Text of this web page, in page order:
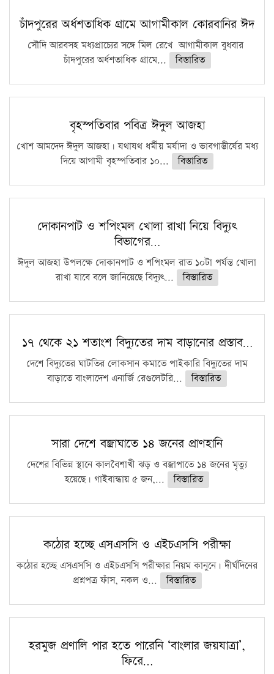
চাঁদপুরের অর্ধশতাধিক গ্রামে আগামীকাল কোরবানির ঈদ
সৌদি আরবসহ মধ্যপ্রাচ্যের সঙ্গে মিল রেখে আগামীকাল বুধবার
চাঁদপুরের অর্ধশতাধিক গ্রামে...
বিস্তারিত
বৃহস্পতিবার পবিত্র ঈদুল আজহা
খোশ আমদেদ ঈদুল আজহা। যথাযথ ধর্মীয় মর্যাদা ও ভাবগাম্ভীর্যের মধ্য
দিয়ে আগামী বৃহস্পতিবার ১০...
বিস্তারিত
দোকানপাট ও শপিংমল খোলা রাখা নিয়ে বিদ্যুৎ
বিভাগের…
ঈদুল আজহা উপলক্ষে দোকানপাট ও শপিংমল রাত ১০টা পর্যন্ত খোলা
রাখা যাবে বলে জানিয়েছে বিদ্যুৎ...
বিস্তারিত
১৭ থেকে ২১ শতাংশ বিদ্যুতের দাম বাড়ানোর প্রস্তাব…
দেশে বিদ্যুতের ঘাটতির লোকসান কমাতে পাইকারি বিদ্যুতের দাম
বাড়াতে বাংলাদেশ এনার্জি রেগুলেটরি...
বিস্তারিত
সারা দেশে বজ্রাঘাতে ১৪ জনের প্রাণহানি
দেশের বিভিন্ন স্থানে কালবৈশাখী ঝড় ও বজ্রাপাতে ১৪ জনের মৃত্যু
হয়েছে। গাইবান্ধায় ৫ জন,...
বিস্তারিত
কঠোর হচ্ছে এসএসসি ও এইচএসসি পরীক্ষা
কঠোর হচ্ছে এসএসসি ও এইচএসসি পরীক্ষার নিয়ম কানুনে। দীর্ঘদিনের
প্রশ্নপত্র ফাঁস, নকল ও...
বিস্তারিত
হরমুজ প্রণালি পার হতে পারেনি ‘বাংলার জয়যাত্রা’,
ফিরে…